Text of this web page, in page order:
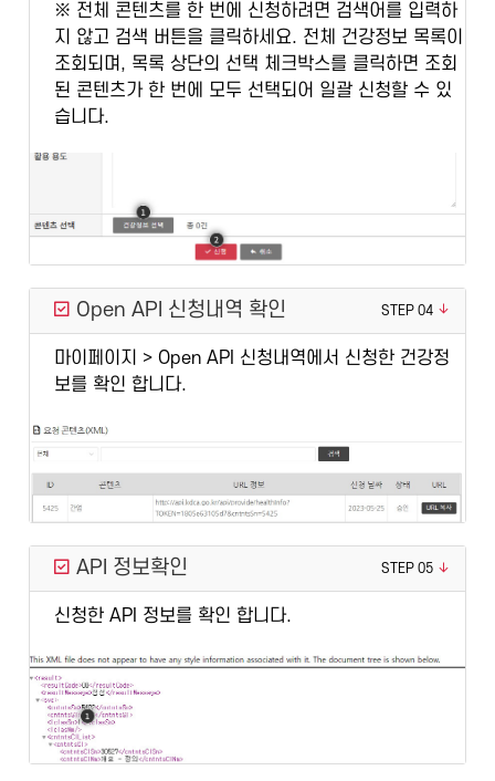
※ 전체 콘텐츠를 한 번에 신청하려면 검색어를 입력하
지 않고 검색 버튼을 클릭하세요. 전체 건강정보 목록이
조회되며, 목록 상단의 선택 체크박스를 클릭하면 조회
된 콘텐츠가 한 번에 모두 선택되어 일괄 신청할 수 있
습니다.
Open API 신청내역 확인 STEP 04
마이페이지 > Open API 신청내역에서 신청한 건강정
보를 확인 합니다.
API 정보확인 STEP 05
신청한 API 정보를 확인 합니다.